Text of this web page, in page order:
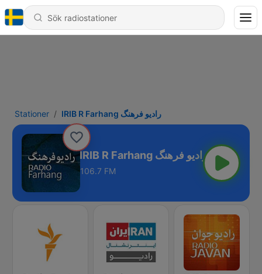
Stationer IRIB R Farhang رادیو فرهنگ
IRIB R Farhang رادیو فرهنگ
106.7 FM